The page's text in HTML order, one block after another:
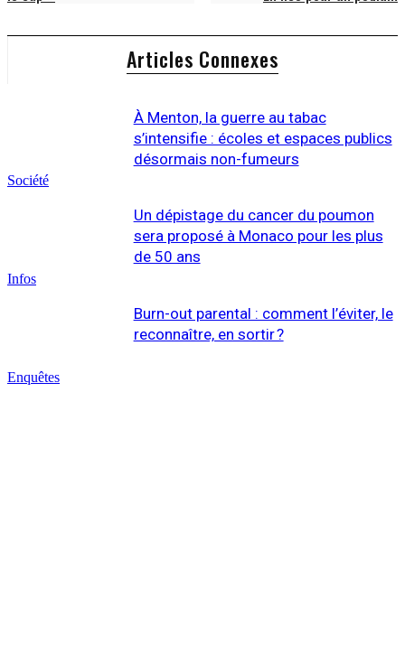
Articles Connexes
Société
À Menton, la guerre au tabac
s’intensifie : écoles et espaces publics
désormais non-fumeurs
Infos
Un dépistage du cancer du poumon
sera proposé à Monaco pour les plus
de 50 ans
Enquêtes
Burn-out parental : comment l’éviter, le
reconnaître, en sortir ?